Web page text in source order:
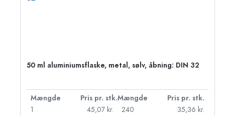
50 ml aluminiumsflaske, metal, sølv, åbning: DIN 32
Mængde Pris pr. stk.Mængde
Pris pr. stk.
1
45,07 kr.
240
35,36 kr.